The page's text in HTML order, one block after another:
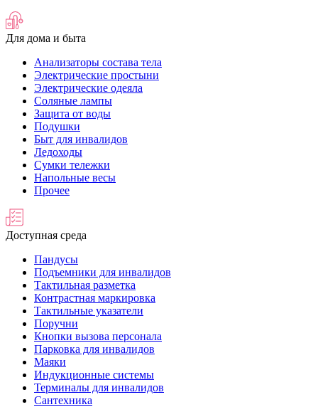
Для дома и быта
Анализаторы состава тела
Электрические простыни
Электрические одеяла
Соляные лампы
Защита от воды
Подушки
Быт для инвалидов
Ледоходы
Сумки тележки
Напольные весы
Прочее
Доступная среда
Пандусы
Подъемники для инвалидов
Тактильная разметка
Контрастная маркировка
Тактильные указатели
Поручни
Кнопки вызова персонала
Парковка для инвалидов
Маяки
Индукционные системы
Терминалы для инвалидов
Сантехника